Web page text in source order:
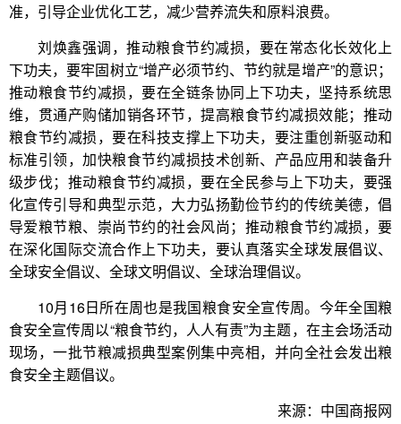
准，引导企业优化工艺，减少营养流失和原料浪费。
刘焕鑫强调，推动粮食节约减损，要在常态化长效化上
下功夫，要牢固树立“增产必须节约、节约就是增产”的意识；
推动粮食节约减损，要在全链条协同上下功夫，坚持系统思
维，贯通产购储加销各环节，提高粮食节约减损效能；推动
粮食节约减损，要在科技支撑上下功夫，要注重创新驱动和
标准引领，加快粮食节约减损技术创新、产品应用和装备升
级步伐；推动粮食节约减损，要在全民参与上下功夫，要强
化宣传引导和典型示范，大力弘扬勤俭节约的传统美德，倡
导爱粮节粮、崇尚节约的社会风尚；推动粮食节约减损，要
在深化国际交流合作上下功夫，要认真落实全球发展倡议、
全球安全倡议、全球文明倡议、全球治理倡议。
10月16日所在周也是我国粮食安全宣传周。今年全国粮
食安全宣传周以“粮食节约，人人有责”为主题，在主会场活动
现场，一批节粮减损典型案例集中亮相，并向全社会发出粮
食安全主题倡议。
来源：中国商报网